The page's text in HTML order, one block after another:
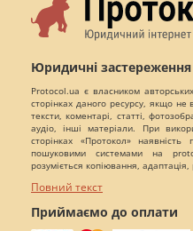
Юридичні застереження
Protocol.ua є власником
сторінках даного ресурсу, якщо не
тексти, коментарі, статті,
аудіо, інші матеріали. При
сторінках «Протокол» наявність
пошуковими системами на
розуміється копіювання,
Повний текст
Приймаємо до оплати